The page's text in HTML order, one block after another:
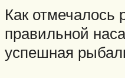
Как отмечалось
правильной
успешная